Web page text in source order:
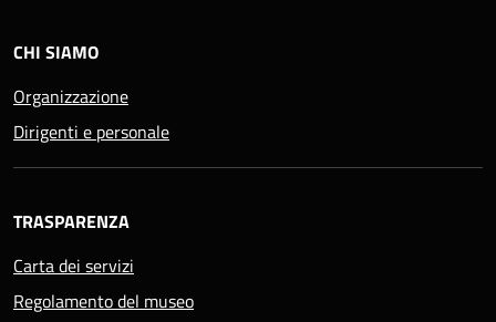
CHI SIAMO
Organizzazione
Dirigenti e personale
TRASPARENZA
Carta dei servizi
Regolamento del museo